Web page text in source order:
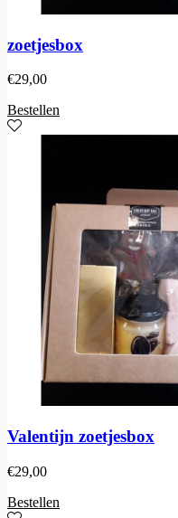
zoetjesbox
€29,00
Bestellen
Valentijn zoetjesbox
€29,00
Bestellen